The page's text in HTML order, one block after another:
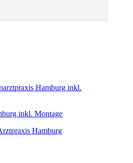
Hamburg inkl.
inkl. Montage
Hamburg